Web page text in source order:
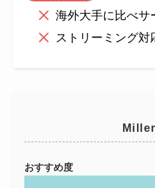
海外大手に比べサ
ストリーミング対
おすすめ度